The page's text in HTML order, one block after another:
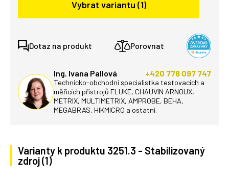
Vybrat variantu (1)
Dotaz na produkt Porovnat
Ing. Ivana Pallová +420 778 097 747
Technicko-obchodní specialistka testovacích a
měřicích přístrojů FLUKE, CHAUVIN ARNOUX,
METRIX, MULTIMETRIX, AMPROBE, BEHA,
MEGABRAS, HIKMICRO a ostatní.
Varianty k produktu 3251.3 - Stabilizovaný
zdroj (1)